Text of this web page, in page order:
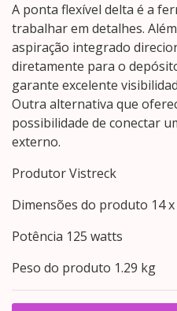
A ponta flexível delta é a
trabalhar em detalhes.
aspiração integrado
diretamente para o
garante excelente
Outra alternativa que
possibilidade de conectar
externo.
Produtor ‎Vistreck
Dimensões do produto ‎14 x
Potência ‎125 watts
Peso do produto ‎1.29 kg